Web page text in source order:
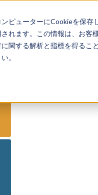
ピューターにCookieを保
れます。この情報は、お
関する解析と指標を得る
。